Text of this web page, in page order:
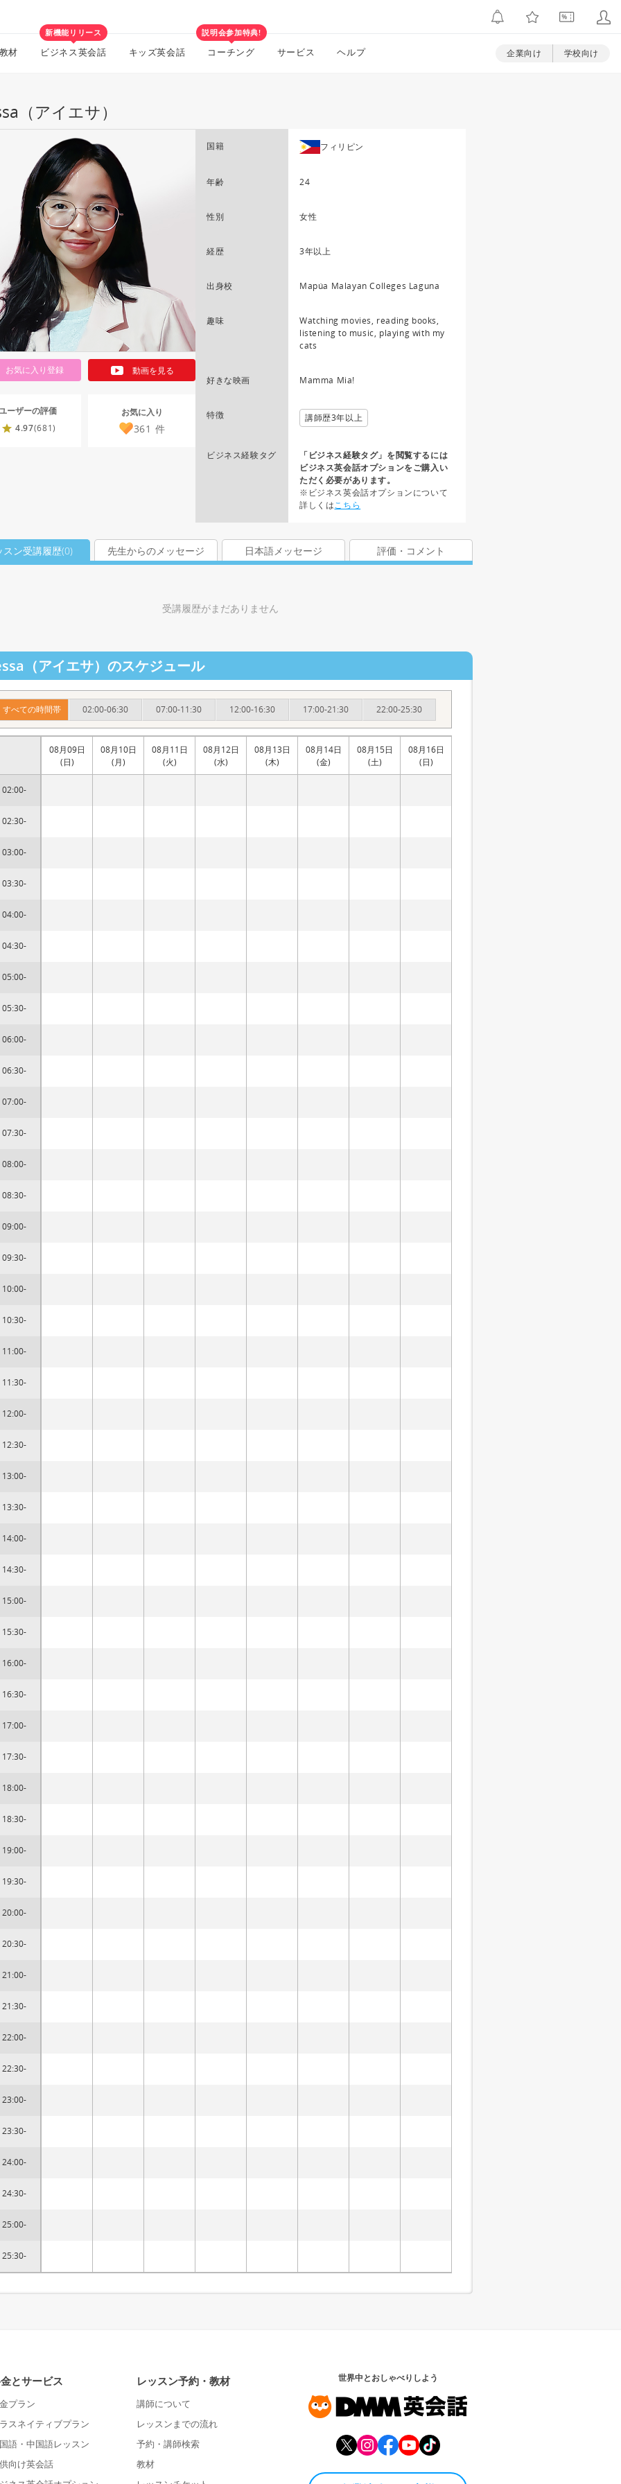
材
新機能リリース
ビジネス英会話 キッズ英会話
説明会参加特典!
コーチング サービス ヘルプ 企業向け 学校向け
（アイエサ）
お気に入り登録 動画を見る
ーザーの評価
4.97(681)
お気に入り
361 件
国籍 フィリピン
年齢 24
性別 女性
経歴 3年以上
出身校 Mapúa Malayan Colleges Laguna
趣味
Watching movies, reading books,
listening to music, playing with my
cats
好きな映画 Mamma Mia!
特徴 講師歴3年以上
ビジネス経験タグ
「ビジネス経験タグ」を閲覧するには
ビジネス英会話オプションをご購入い
ただく必要があります。
※ビジネス英会話オプションについて
詳しくはこちら
スン受講履歴(0) 先生からのメッセージ 日本語メッセージ 評価・コメント
受講履歴がまだありません
（アイエサ）のスケジュール
すべての時間帯 02:00-06:30 07:00-11:30 12:00-16:30 17:00-21:30 22:00-25:30
02:00-
02:30-
03:00-
03:30-
04:00-
04:30-
05:00-
05:30-
06:00-
06:30-
07:00-
07:30-
08:00-
08:30-
09:00-
09:30-
10:00-
10:30-
11:00-
11:30-
12:00-
12:30-
13:00-
13:30-
14:00-
14:30-
15:00-
15:30-
16:00-
16:30-
17:00-
17:30-
18:00-
18:30-
19:00-
19:30-
20:00-
20:30-
21:00-
21:30-
22:00-
22:30-
23:00-
23:30-
24:00-
24:30-
25:00-
25:30-
08月09日
(日)
08月10日
(月)
08月11日
(火)
08月12日
(水)
08月13日
(木)
08月14日
(金)
08月15日
(土)
08月16日
(日)
とサービス
プラン
スネイティブプラン
語・中国語レッスン
向け英会話
レッスン予約・教材
講師について
レッスンまでの流れ
予約・講師検索
教材
世界中とおしゃべりしよう